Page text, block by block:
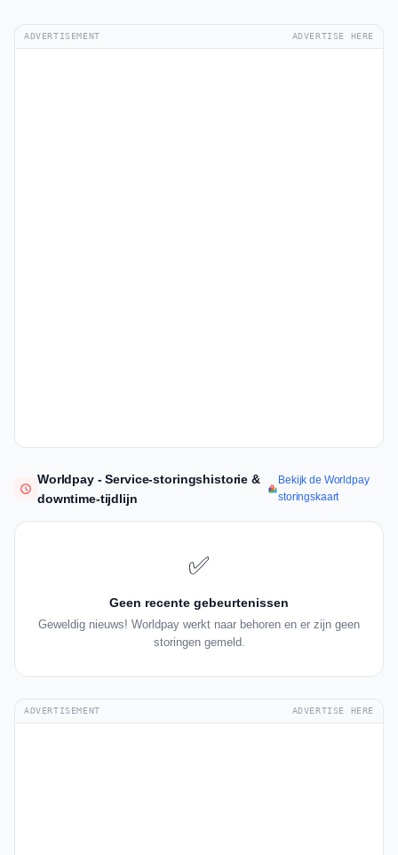
ADVERTISEMENT ADVERTISE HERE
Worldpay - Service-storingshistorie &
downtime-tijdlijn
Bekijk de Worldpay
storingskaart
✅
Geen recente gebeurtenissen
Geweldig nieuws! Worldpay werkt naar behoren en er zijn geen
storingen gemeld.
ADVERTISEMENT ADVERTISE HERE